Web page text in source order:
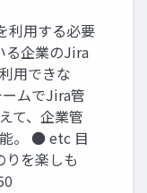
用する必要
る企業のJira
用できな
ムでJira管
て、企業管
。 ● etc 目
りを楽しも